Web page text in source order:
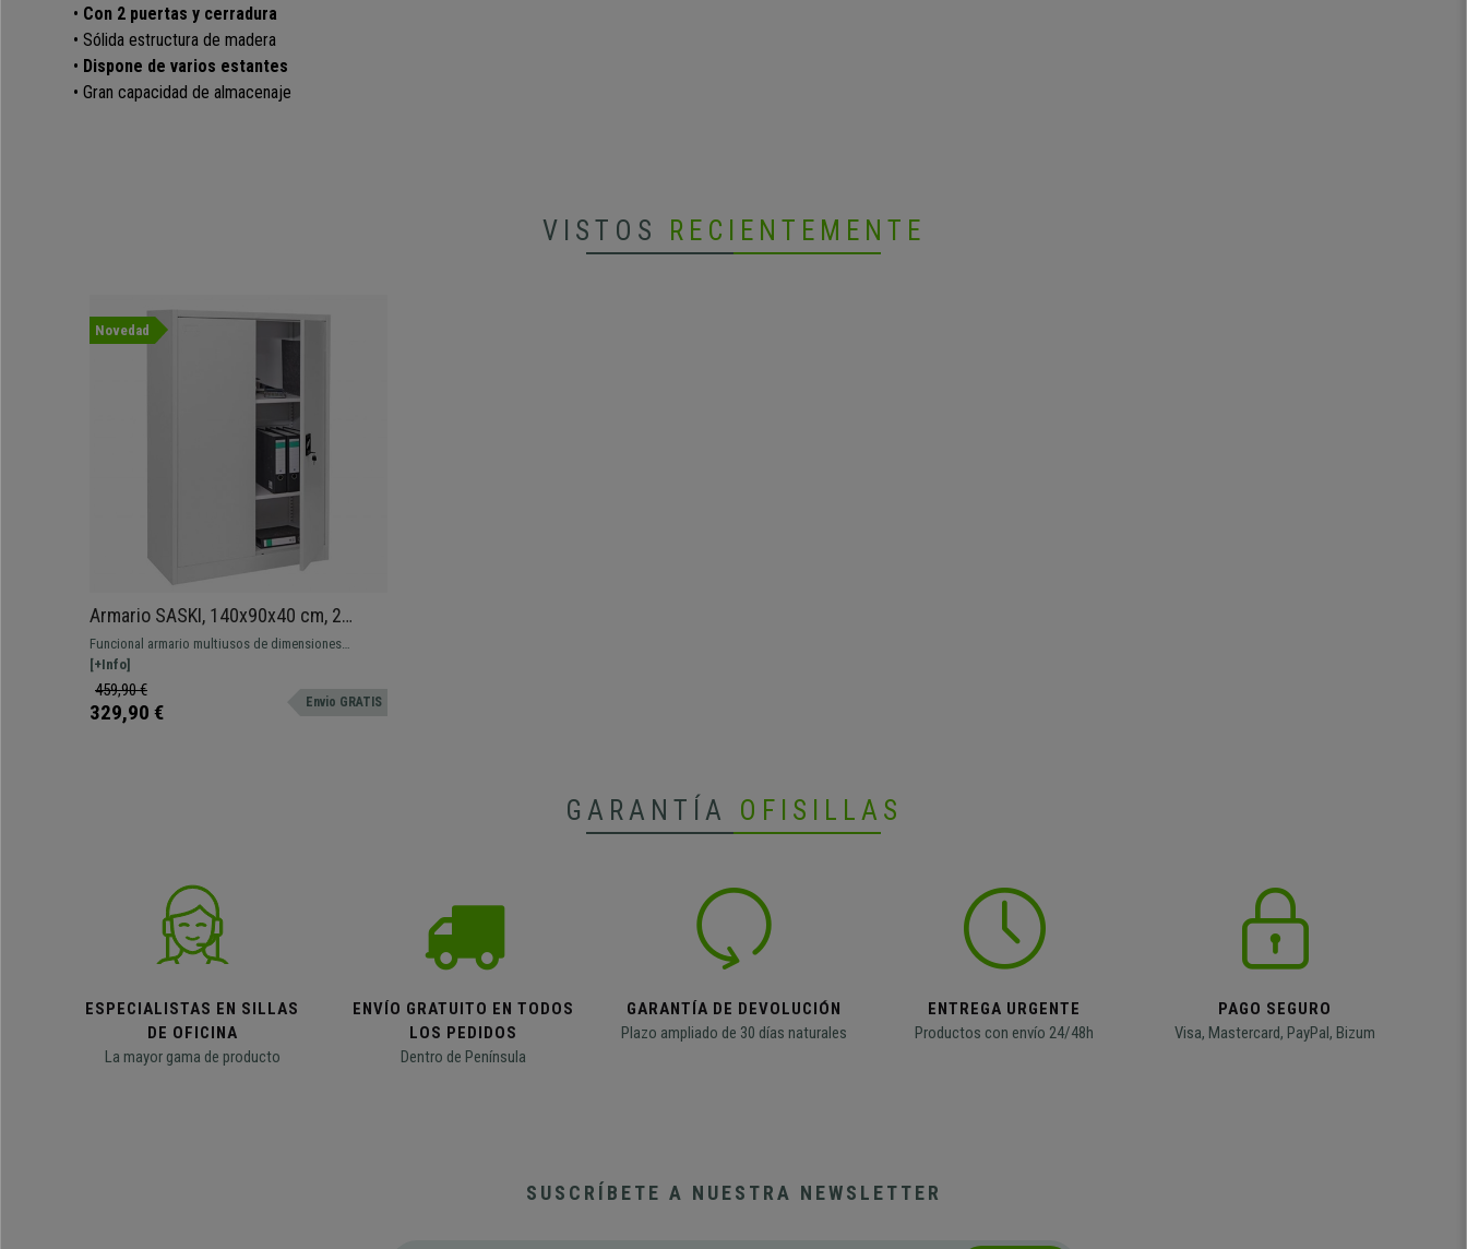
• Con 2 puertas y cerradura
• Sólida estructura de madera
• Dispone de varios estantes
• Gran capacidad de almacenaje
VISTOS RECIENTEMENTE
Novedad
Armario SASKI, 140x90x40 cm, 2
puertas, en Acero color Gris
Funcional armario multiusos de dimensiones
140x90x40 cm. Con 2 puertas, de diseño moderno
con amplia capacidad de almacenaje.
[+Info]
459,90 €
329,90 € Envio GRATIS
GARANTÍA OFISILLAS
ESPECIALISTAS EN SILLAS
DE OFICINA
La mayor gama de producto
ENVÍO GRATUITO EN TODOS
LOS PEDIDOS
Dentro de Península
GARANTÍA DE DEVOLUCIÓN
Plazo ampliado de 30 días naturales
ENTREGA URGENTE
Productos con envío 24/48h
PAGO SEGURO
Visa, Mastercard, PayPal, Bizum
SUSCRÍBETE A NUESTRA NEWSLETTER